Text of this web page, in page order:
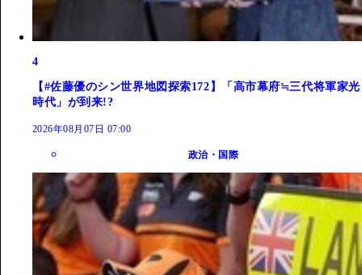
4
【#佐藤優のシン世界地図探索172】「高市幕府≒三代将軍家光
時代」が到来!?
2026年08月07日 07:00
政治・国際